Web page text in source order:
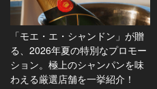
「モエ・エ・シャンドン」が贈
る、2026年夏の特別なプロモー
ション。極上のシャンパンを味
わえる厳選店舗を一挙紹介！